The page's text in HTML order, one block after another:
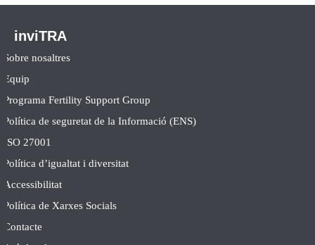
inviTRA
Sobre nosaltres
Equip
Programa Fertility Support Group
Política de seguretat de la Informació (ENS)
ISO 27001
Política d’igualtat i diversitat
Accessibilitat
Política de Xarxes Socials
Contacte